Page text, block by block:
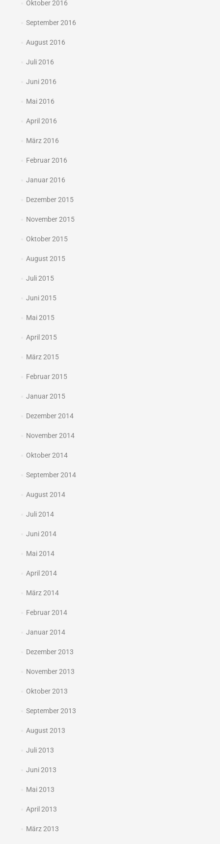
Oktober 2016
September 2016
August 2016
Juli 2016
Juni 2016
Mai 2016
April 2016
März 2016
Februar 2016
Januar 2016
Dezember 2015
November 2015
Oktober 2015
August 2015
Juli 2015
Juni 2015
Mai 2015
April 2015
März 2015
Februar 2015
Januar 2015
Dezember 2014
November 2014
Oktober 2014
September 2014
August 2014
Juli 2014
Juni 2014
Mai 2014
April 2014
März 2014
Februar 2014
Januar 2014
Dezember 2013
November 2013
Oktober 2013
September 2013
August 2013
Juli 2013
Juni 2013
Mai 2013
April 2013
März 2013